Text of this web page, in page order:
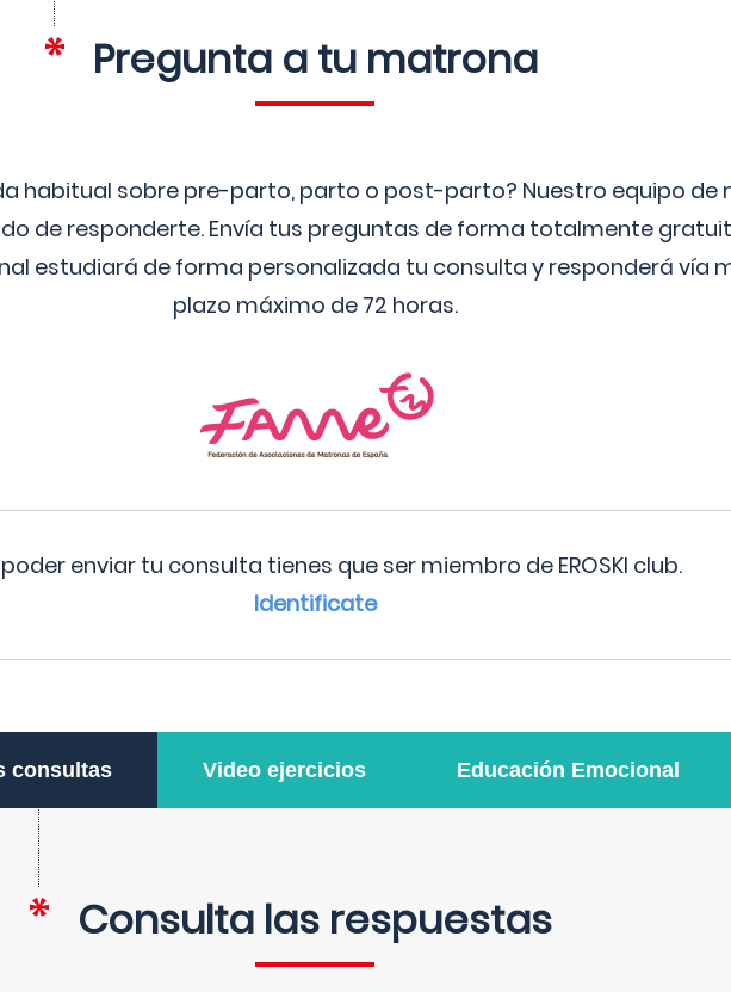
Pregunta a tu matrona
habitual sobre pre-parto, parto o post-parto? Nuestro equipo de
de responderte. Envía tus preguntas de forma totalmente
estudiará de forma personalizada tu consulta y responderá vía
plazo máximo de 72 horas.
enviar tu consulta tienes que ser miembro de EROSKI club.
Identificate
consultas Video ejercicios Educación Emocional
Consulta las respuestas